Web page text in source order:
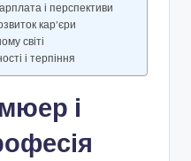
і перспективи
кар’єри
світі
і терпіння
і